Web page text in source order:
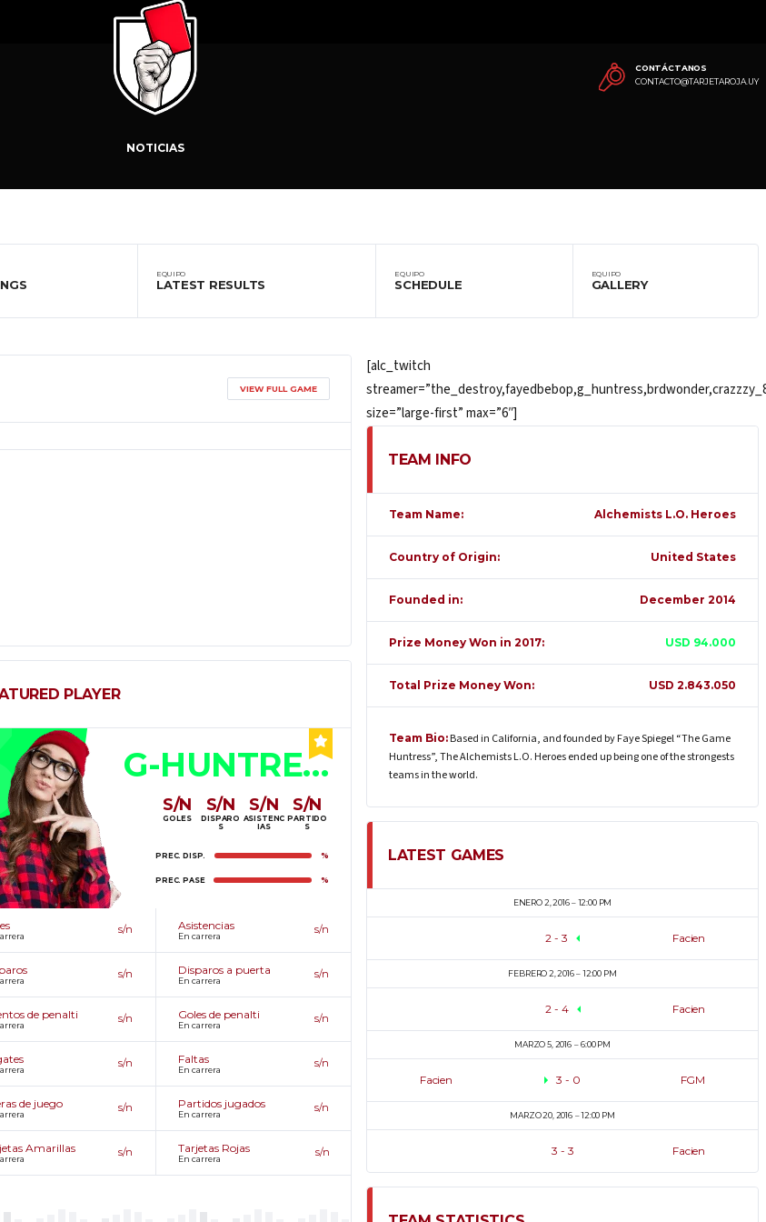
CONTÁCTANOS
CONTACTO@TARJETAROJA.UY
NOTICIAS
EQUIPO
LATEST RESULTS
EQUIPO
SCHEDULE
EQUIPO
GALLERY
VIEW FULL GAME
PLAYER
G-HUNTRESS
S/N
GOLES
S/N
DISPARO
S
S/N
ASISTENC
IAS
S/N
PARTIDO
S
PREC. DISP. %
PREC. PASE %
s/n Asistencias
En carrera
s/n
s/n Disparos a puerta
En carrera
s/n
de penalti s/n Goles de penalti
En carrera
s/n
s/n Faltas
En carrera
s/n
de juego s/n Partidos jugados
En carrera
s/n
Amarillas s/n Tarjetas Rojas
En carrera
s/n
[alc_twitch
size=”large-first” max=”6″]
TEAM INFO
Team Name: Alchemists L.O. Heroes
Country of Origin: United States
Founded in: December 2014
Prize Money Won in 2017: USD 94.000
Total Prize Money Won: USD 2.843.050
Team Bio: Based in California, and founded by Faye Spiegel “The Game
Huntress”, The Alchemists L.O. Heroes ended up being one of the strongests
teams in the world.
LATEST GAMES
ENERO 2, 2016 12:00 PM
Facien
2 - 3
FEBRERO 2, 2016 12:00 PM
Facien
2 - 4
MARZO 5, 2016 6:00 PM
Facien FGM
3 - 0
MARZO 20, 2016 12:00 PM
Facien
3 - 3